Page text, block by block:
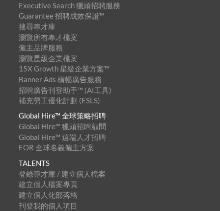
Executive Search 獵頭招聘服務
Guarantee 招聘成效保證™
搜尋專才庫
瀏覽所有專才檔案
僱主品牌服務
瀏覽星級企業檔案
15X Growth 星級企業方案™
Banner Ads 橫幅廣告服務
招聘廣告刊登助手™ (AI工具)
補充勞工優化計劃 (ESLS)
Global Hire™ 全球策略招聘
Global Hire™ 獵頭招聘顧問
Global Hire™ 遠端人才招聘
EOR 全球名義僱主方案
TALENTS
登錄專才庫 / 建立個人檔案
建立個人檔案專頁
建立個人化部落格
刊登我的個人項目